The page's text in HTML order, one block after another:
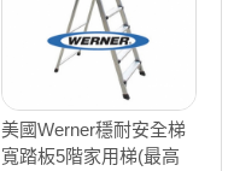
美國Werner穩耐安全梯
寬踏板5階家用梯(最高